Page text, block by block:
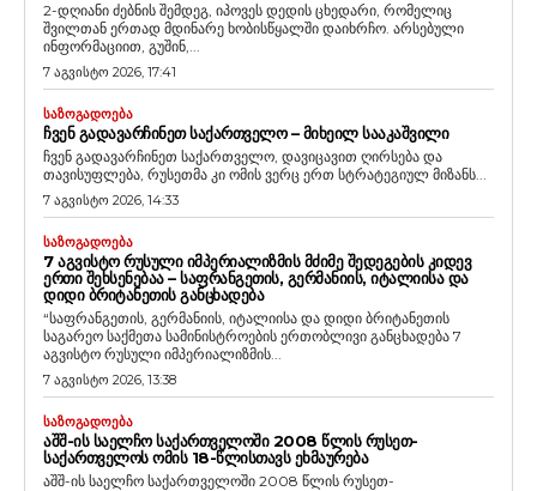
2-დღიანი ძებნის შემდეგ, იპოვეს დედის ცხედარი, რომელიც
შვილთან ერთად მდინარე ხობისწყალში დაიხრჩო. არსებული
ინფორმაციით, გუშინ,...
7 აგვისტო 2026, 17:41
ᲡᲐᲖᲝᲒᲐᲓᲝᲔᲑᲐ
ᲩᲕᲔᲜ ᲒᲐᲓᲐᲕᲐᲠᲩᲘᲜᲔᲗ ᲡᲐᲥᲐᲠᲗᲕᲔᲚᲝ – ᲛᲘᲮᲔᲘᲚ ᲡᲐᲐᲙᲐᲨᲕᲘᲚᲘ
ჩვენ გადავარჩინეთ საქართველო, დავიცავით ღირსება და
თავისუფლება, რუსეთმა კი ომის ვერც ერთ სტრატეგიულ მიზანს...
7 აგვისტო 2026, 14:33
ᲡᲐᲖᲝᲒᲐᲓᲝᲔᲑᲐ
7 ᲐᲒᲕᲘᲡᲢᲝ ᲠᲣᲡᲣᲚᲘ ᲘᲛᲞᲔᲠᲘᲐᲚᲘᲖᲛᲘᲡ ᲛᲫᲘᲛᲔ ᲨᲔᲓᲔᲒᲔᲑᲘᲡ ᲙᲘᲓᲔᲕ
ᲔᲠᲗᲘ ᲨᲔᲮᲡᲔᲜᲔᲑᲐᲐ – ᲡᲐᲤᲠᲐᲜᲒᲔᲗᲘᲡ, ᲒᲔᲠᲛᲐᲜᲘᲘᲡ, ᲘᲢᲐᲚᲘᲘᲡᲐ ᲓᲐ
ᲓᲘᲓᲘ ᲑᲠᲘᲢᲐᲜᲔᲗᲘᲡ ᲒᲐᲜᲪᲮᲐᲓᲔᲑᲐ
“საფრანგეთის, გერმანიის, იტალიისა და დიდი ბრიტანეთის
საგარეო საქმეთა სამინისტროების ერთობლივი განცხადება 7
აგვისტო რუსული იმპერიალიზმის...
7 აგვისტო 2026, 13:38
ᲡᲐᲖᲝᲒᲐᲓᲝᲔᲑᲐ
ᲐᲨᲨ-ᲘᲡ ᲡᲐᲔᲚᲩᲝ ᲡᲐᲥᲐᲠᲗᲕᲔᲚᲝᲨᲘ 2008 ᲬᲚᲘᲡ ᲠᲣᲡᲔᲗ-
ᲡᲐᲥᲐᲠᲗᲕᲔᲚᲝᲡ ᲝᲛᲘᲡ 18-ᲬᲚᲘᲡᲗᲐᲕᲡ ᲔᲮᲛᲐᲣᲠᲔᲑᲐ
აშშ-ის საელჩო საქართველოში 2008 წლის რუსეთ-